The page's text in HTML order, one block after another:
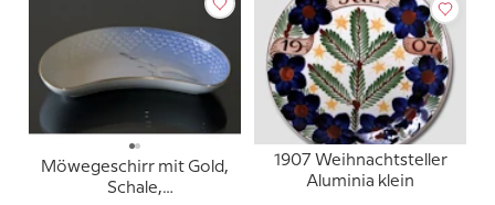
Möwegeschirr mit Gold,
Schale,
1907 Weihnachtsteller
Aluminia klein